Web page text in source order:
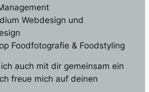
Webdesign und
Foodfotografie & Foodstyling
auch mit dir gemeinsam ein
freue mich auf deinen